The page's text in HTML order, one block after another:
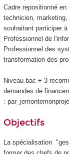
Cadre repositionné en
technicien,
souhaitant participer à
Professionnel de
Professionnel des
transformation des
Niveau bac + 3
demandes de
:
Objectifs
La spécialisation